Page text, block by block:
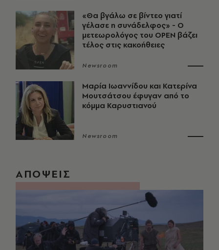
«Θα βγάλω σε βίντεο γιατί
γέλασε η συνάδελφος» - Ο
μετεωρολόγος του OPEN βάζει
τέλος στις κακοήθειες
Newsroom
Μαρία Ιωαννίδου και Κατερίνα
Μουτσάτσου έφυγαν από το
κόμμα Καρυστιανού
Newsroom
ΑΠΟΨΕΙΣ